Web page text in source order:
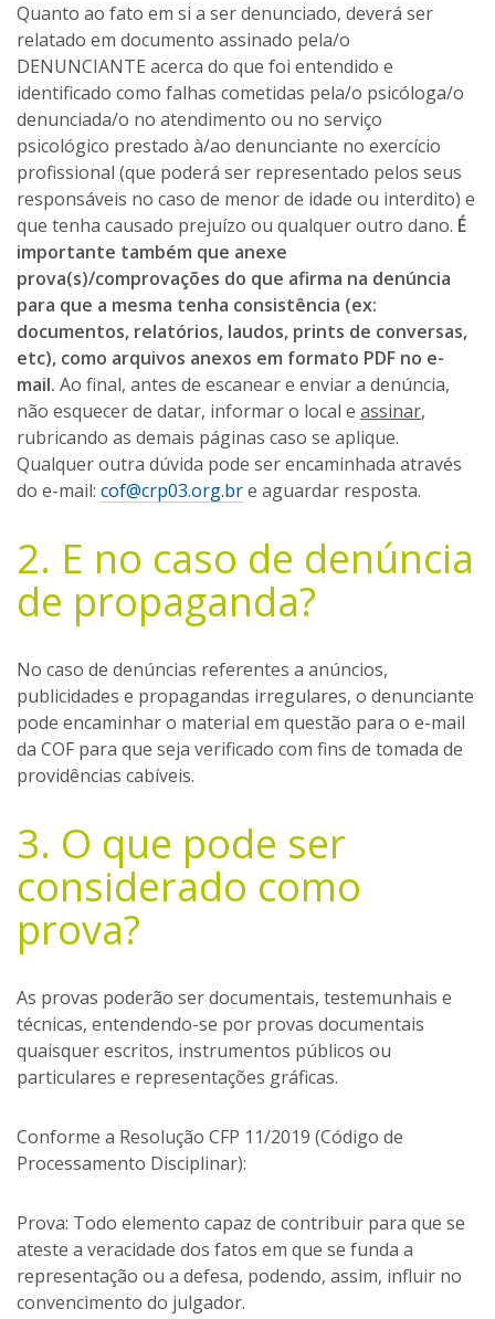
Quanto ao fato em si a ser denunciado, deverá ser
relatado em documento assinado pela/o
DENUNCIANTE acerca do que foi entendido e
identificado como falhas cometidas pela/o psicóloga/o
denunciada/o no atendimento ou no serviço
psicológico prestado à/ao denunciante no exercício
profissional (que poderá ser representado pelos seus
responsáveis no caso de menor de idade ou interdito) e
que tenha causado prejuízo ou qualquer outro dano. É
importante também que anexe
prova(s)/comprovações do que afirma na denúncia
para que a mesma tenha consistência (ex:
documentos, relatórios, laudos, prints de conversas,
etc), como arquivos anexos em formato PDF no e-
mail. Ao final, antes de escanear e enviar a denúncia,
não esquecer de datar, informar o local e assinar,
rubricando as demais páginas caso se aplique.
Qualquer outra dúvida pode ser encaminhada através
do e-mail: cof@crp03.org.bre aguardar resposta.
2. E no caso de denúncia
de propaganda?
No caso de denúncias referentes a anúncios,
publicidades e propagandas irregulares, o denunciante
pode encaminhar o material em questão para o e-mail
da COF para que seja verificado com fins de tomada de
providências cabíveis.
3. O que pode ser
considerado como
prova?
As provas poderão ser documentais, testemunhais e
técnicas, entendendo-se por provas documentais
quaisquer escritos, instrumentos públicos ou
particulares e representações gráficas.
Conforme a Resolução CFP 11/2019 (Código de
Processamento Disciplinar):
Prova: Todo elemento capaz de contribuir para que se
ateste a veracidade dos fatos em que se funda a
representação ou a defesa, podendo, assim, influir no
convencimento do julgador.